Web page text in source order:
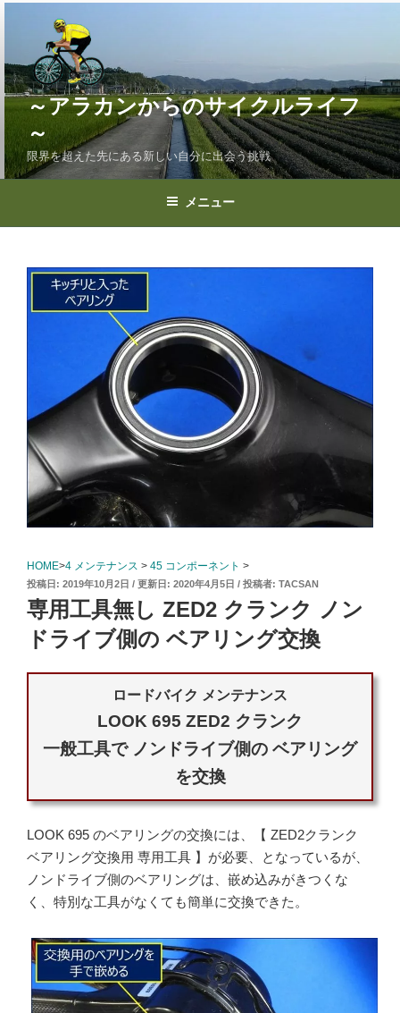
ン
ツ
キ
ッ
～アラカンからのサイクルライフ
～
限界を超えた先にある新しい自分に出会う挑戦
メニュー
HOME>4 メンテナンス > 45 コンポーネント >
投
稿
日:
2019年10月2日 2020年4月5日 投稿者: TACSAN
専用工具無し ZED2 クランク ノン
ドライブ側の ベアリング交換
ロードバイク メンテナンス
LOOK 695 ZED2 クランク
一般工具で ノンドライブ側の ベアリング
を交換
LOOK 695 のベアリングの交換には、【 ZED2クランク
ベアリング交換用 専用工具 】が必要、となっているが、
ノンドライブ側のベアリングは、嵌め込みがきつくな
く、特別な工具がなくても簡単に交換できた。